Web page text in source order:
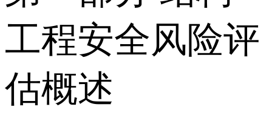
工程安全风险评
估概述